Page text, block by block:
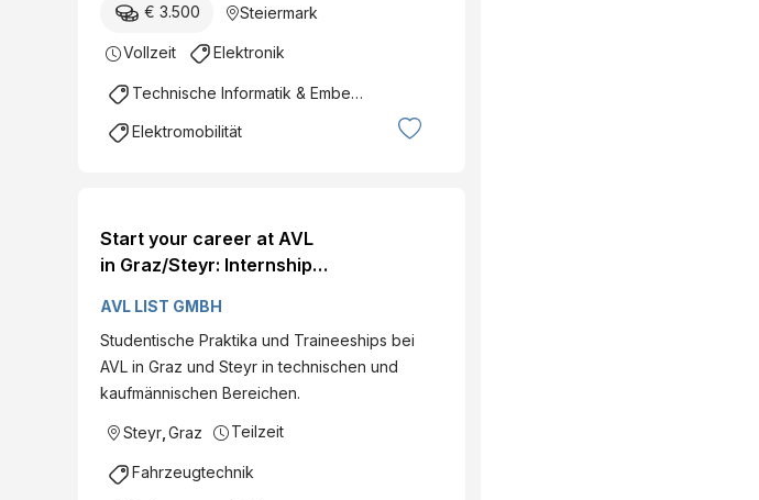
€ 3.500 Steiermark
Vollzeit Elektronik
Technische Informatik & Embedded Systems
Elektromobilität
Start your career at AVL
in Graz/Steyr: Internships
AVL LIST GMBH
Studentische Praktika und Traineeships bei
AVL in Graz und Steyr in technischen und
kaufmännischen Bereichen.
Steyr,Graz Teilzeit
Fahrzeugtechnik